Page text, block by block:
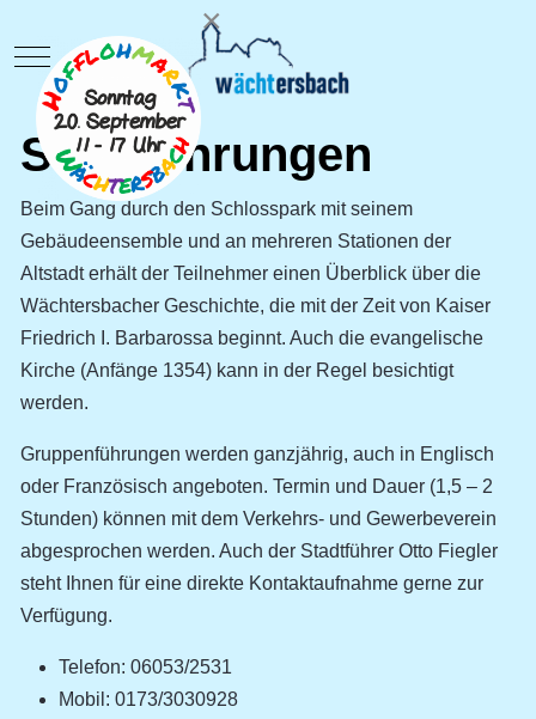
Mobile Menu Toggle
Stadtführungen
Beim Gang durch den Schlosspark mit seinem
Gebäudeensemble und an mehreren Stationen der
Altstadt erhält der Teilnehmer einen Überblick über die
Wächtersbacher Geschichte, die mit der Zeit von Kaiser
Friedrich I. Barbarossa beginnt. Auch die evangelische
Kirche (Anfänge 1354) kann in der Regel besichtigt
werden.
Gruppenführungen werden ganzjährig, auch in Englisch
oder Französisch angeboten. Termin und Dauer (1,5 – 2
Stunden) können mit dem Verkehrs- und Gewerbeverein
abgesprochen werden. Auch der Stadtführer Otto Fiegler
steht Ihnen für eine direkte Kontaktaufnahme gerne zur
Verfügung.
Telefon: 06053/2531
Mobil: 0173/3030928
×